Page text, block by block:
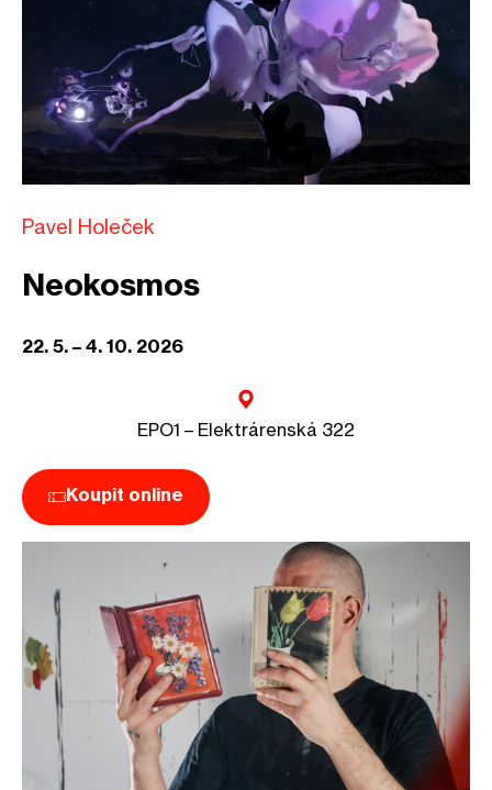
Pavel Holeček
Neokosmos
22. 5. – 4. 10. 2026
EPO1 – Elektrárenská 322
Koupit online